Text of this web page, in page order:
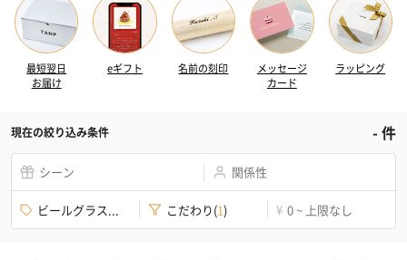
最短翌日
お届け
eギフト 名前の刻印
メッセージ
カード
ラッピング
現在の絞り込み条件 -件
シーン 関係性
ビールグラス... こだわり(1) ¥ 0 ~ 上限なし